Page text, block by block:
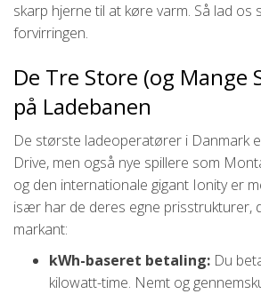
skarp hjerne til at køre varm. Så lad os
forvirringen.
De Tre Store (og Mange
på Ladebanen
De største ladeoperatører i Danmark
Drive, men også nye spillere som
og den internationale gigant Ionity er
især har de deres egne prisstrukturer,
markant:
kWh-baseret betaling: Du
kilowatt-time. Nemt og